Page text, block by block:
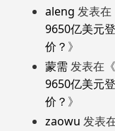
aleng 发表在
9650亿美元
价？ 》
蒙需 发表在《
9650亿美元
价？ 》
zaowu 发表